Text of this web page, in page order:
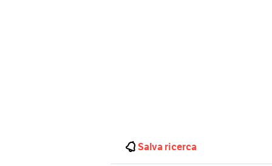
Salva ricerca